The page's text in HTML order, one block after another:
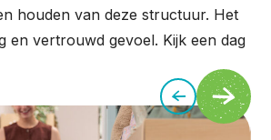
houden van deze structuur. Het
en vertrouwd gevoel. Kijk een dag